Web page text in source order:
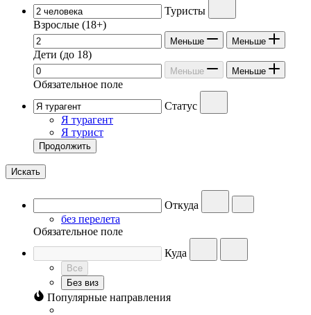
Туристы
Взрослые (18+)
Меньше Меньше
Дети (до 18)
Меньше Меньше
Обязательное поле
Статус
Я турагент
Я турист
Продолжить
Искать
Откуда
без перелета
Обязательное поле
Куда
Все
Без виз
Популярные направления